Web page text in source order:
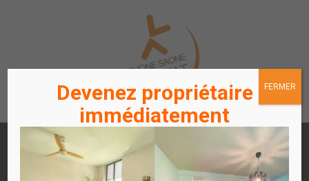
ACHETER
UN APPARTEMENT
UN APPARTEMENT /
STATIONNEMENT
Devenez propriétaire
immédiatement
FERMER